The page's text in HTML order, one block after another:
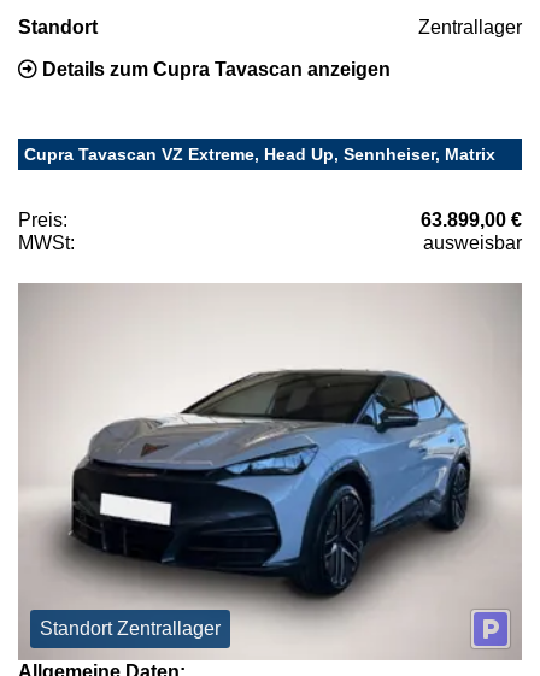
Standort Zentrallager
Details zum Cupra Tavascan anzeigen
Cupra Tavascan VZ Extreme, Head Up, Sennheiser, Matrix
Preis:
63.899,00 €
MWSt:
ausweisbar
Standort Zentrallager
Allgemeine Daten: